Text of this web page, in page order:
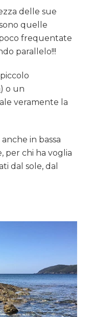
delle sue
quelle
frequentate
parallelo!!!
) o un
veramente la
anche in bassa
per chi ha voglia
dal sole, dal